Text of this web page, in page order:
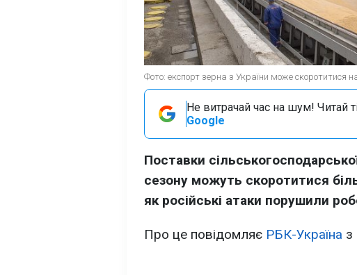
Фото: експорт зерна з України може скоротитися
Не витрачай час на шум! Читай
Google
Поставки
сезону можуть скоротитися
як російські атаки порушили
Про це повідомляє РБК-Україна з